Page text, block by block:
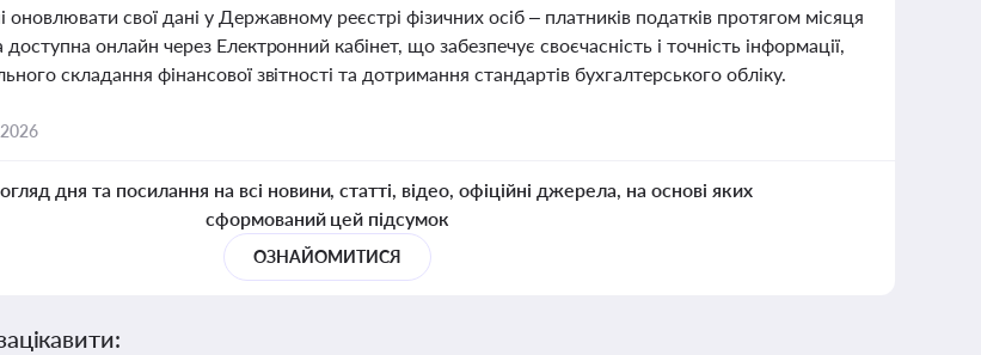
оновлювати свої дані у Державному реєстрі фізичних осіб – платників податків протягом місяця
онлайн через Електронний кабінет, що забезпечує своєчасність і точність інформації,
складання фінансової звітності та дотримання стандартів бухгалтерського обліку.
дня та посилання на всі новини, статті, відео, офіційні джерела, на основі яких
сформований цей підсумок
ОЗНАЙОМИТИСЯ